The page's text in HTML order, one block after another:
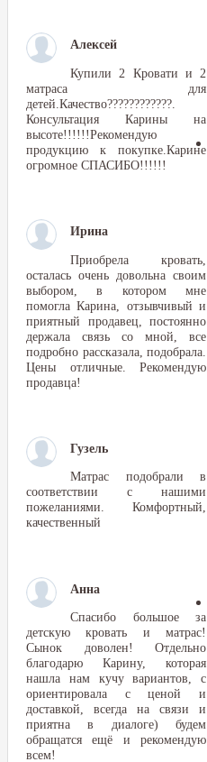
Алексей
Купили 2 Кровати и 2
матраса для
детей.Качество????????????.
Консультация Карины на
высоте!!!!!!Рекомендую
продукцию к покупке.Карине
огромное СПАСИБО!!!!!!
Ирина
Приобрела кровать,
осталась очень довольна своим
выбором, в котором мне
помогла Карина, отзывчивый и
приятный продавец, постоянно
держала связь со мной, все
подробно рассказала, подобрала.
Цены отличные. Рекомендую
продавца!
Гузель
Матрас подобрали в
соответствии с нашими
пожеланиями. Комфортный,
качественный
Анна
Спасибо большое за
детскую кровать и матрас!
Сынок доволен! Отдельно
благодарю Карину, которая
нашла нам кучу вариантов, с
ориентировала с ценой и
доставкой, всегда на связи и
приятна в диалоге) будем
обращатся ещё и рекомендую
всем!